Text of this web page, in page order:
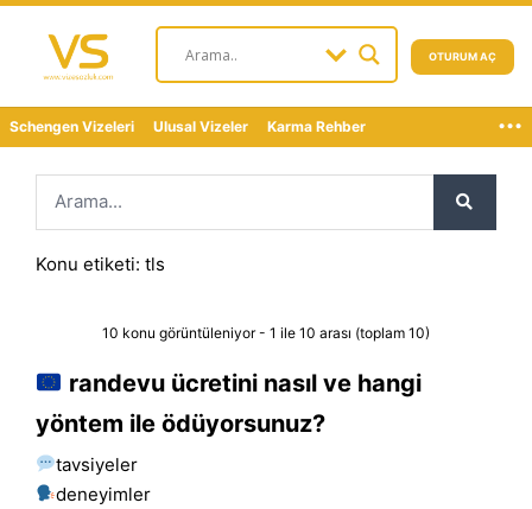
OTURUM AÇ
Schengen Vizeleri Ulusal Vizeler Karma Rehber ...
Konu etiketi: tls
10 konu görüntüleniyor - 1 ile 10 arası (toplam 10)
randevu ücretini nasıl ve hangi
yöntem ile ödüyorsunuz?
tavsiyeler
deneyimler